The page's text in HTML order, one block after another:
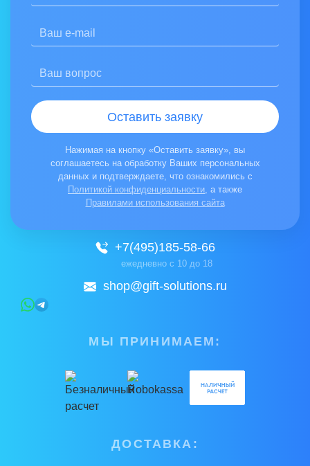
+7(495)185-58-66
ежедневно с 10 до 18
shop@gift-solutions.ru
МЫ ПРИНИМАЕМ:
ДОСТАВКА:
Оставить заявку
Нажимая на кнопку «Оставить заявку», вы
соглашаетесь на обработку Ваших персональных
данных и подтверждаете, что ознакомились с
Политикой конфиденциальности, а также
Правилами использования сайта
Соглашаюсь на обработку персональных данных
Ознакомлен(а) с
Отзыв:
Нажимая на кнопку «Отправить отзыв», вы соглашаетесь на